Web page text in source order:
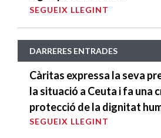
SEGUEIX LLEGINT
DARRERES ENTRADES
Càritas expressa la seva
la situació a Ceuta i fa una
protecció de la dignitat
SEGUEIX LLEGINT